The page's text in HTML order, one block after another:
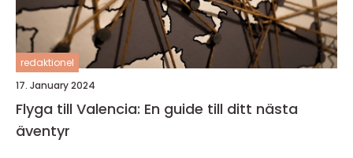
redaktionel
17. January 2024
Flyga till Valencia: En guide till ditt nästa
äventyr